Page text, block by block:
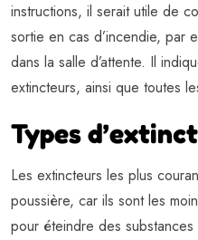
instructions, il serait utile de
sortie en cas d’incendie, par
dans la salle d’attente. Il
extincteurs, ainsi que toutes
Types
Les extincteurs les plus
poussière, car ils sont les
pour éteindre des